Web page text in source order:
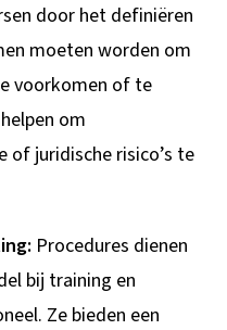
door het definiëren
moeten worden om
voorkomen of te
om
of juridische risico’s te
Procedures dienen
bij training en
Ze bieden een